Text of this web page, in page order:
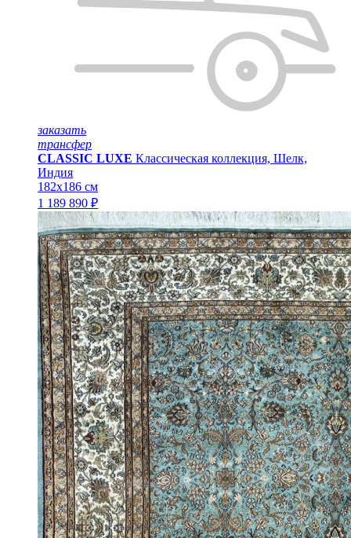
заказать
трансфер
CLASSIC LUXE Классическая коллекция, Шелк,
Индия
182x186 см
1 189 890 ₽